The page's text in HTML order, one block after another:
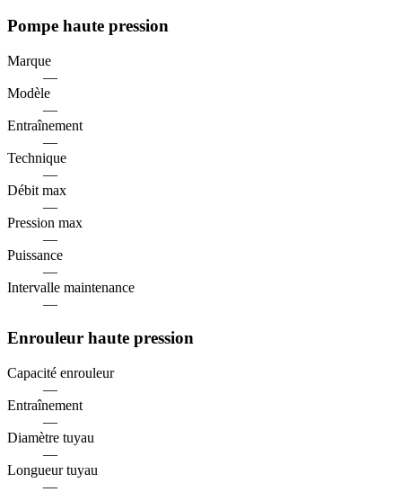
Pompe haute pression
Marque
—
Modèle
—
Entraînement
—
Technique
—
Débit max
—
Pression max
—
Puissance
—
Intervalle maintenance
—
Enrouleur haute pression
Capacité enrouleur
—
Entraînement
—
Diamètre tuyau
—
Longueur tuyau
—